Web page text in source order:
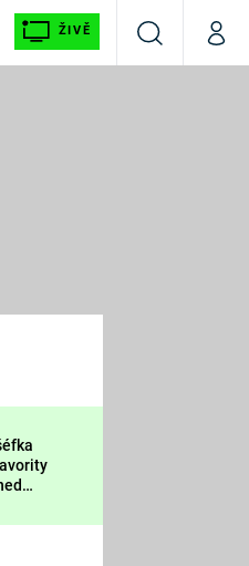
ŽIVĚ
VyhledáváníMůj